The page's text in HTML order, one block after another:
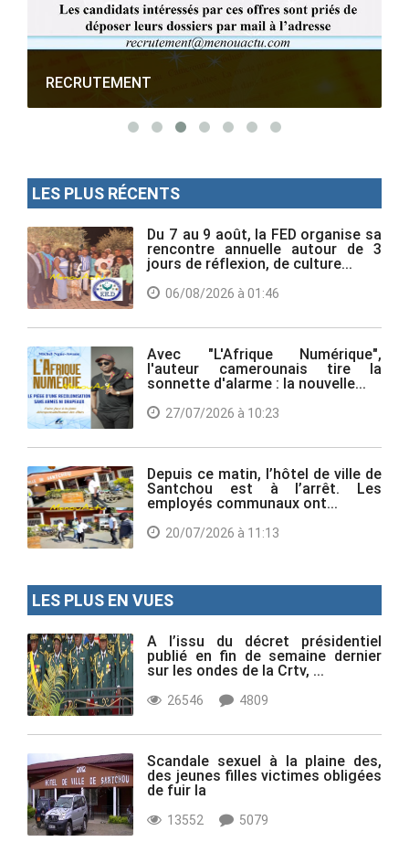
RECRUTEMENT
LES PLUS RÉCENTS
Du 7 au 9 août, la FED organise sa
rencontre annuelle autour de 3
jours de réflexion, de culture...
06/08/2026 à 01:46
Avec "L'Afrique Numérique",
l'auteur camerounais tire la
sonnette d'alarme : la nouvelle...
27/07/2026 à 10:23
Depuis ce matin, l’hôtel de ville de
Santchou est à l’arrêt. Les
employés communaux ont...
20/07/2026 à 11:13
LES PLUS EN VUES
A l’issu du décret présidentiel
publié en fin de semaine dernier
sur les ondes de la Crtv, ...
26546 4809
Scandale sexuel à la plaine des,
des jeunes filles victimes obligées
de fuir la
13552 5079